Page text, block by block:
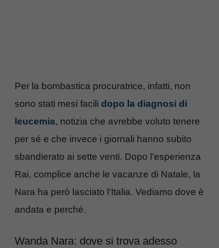
Per la bombastica procuratrice, infatti, non
sono stati mesi facili dopo la diagnosi di
leucemia, notizia che avrebbe voluto tenere
per sé e che invece i giornali hanno subito
sbandierato ai sette venti. Dopo l’esperienza
Rai, complice anche le vacanze di Natale, la
Nara ha però lasciato l’Italia. Vediamo dove è
andata e perché.
Wanda Nara: dove si trova adesso